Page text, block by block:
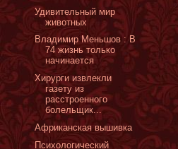
Удивительный мир
животных
Владимир Меньшов : В
74 жизнь только
начинается
Хирурги извлекли
газету из
расстроенного
болельщик...
Африканская вышивка
Психологический